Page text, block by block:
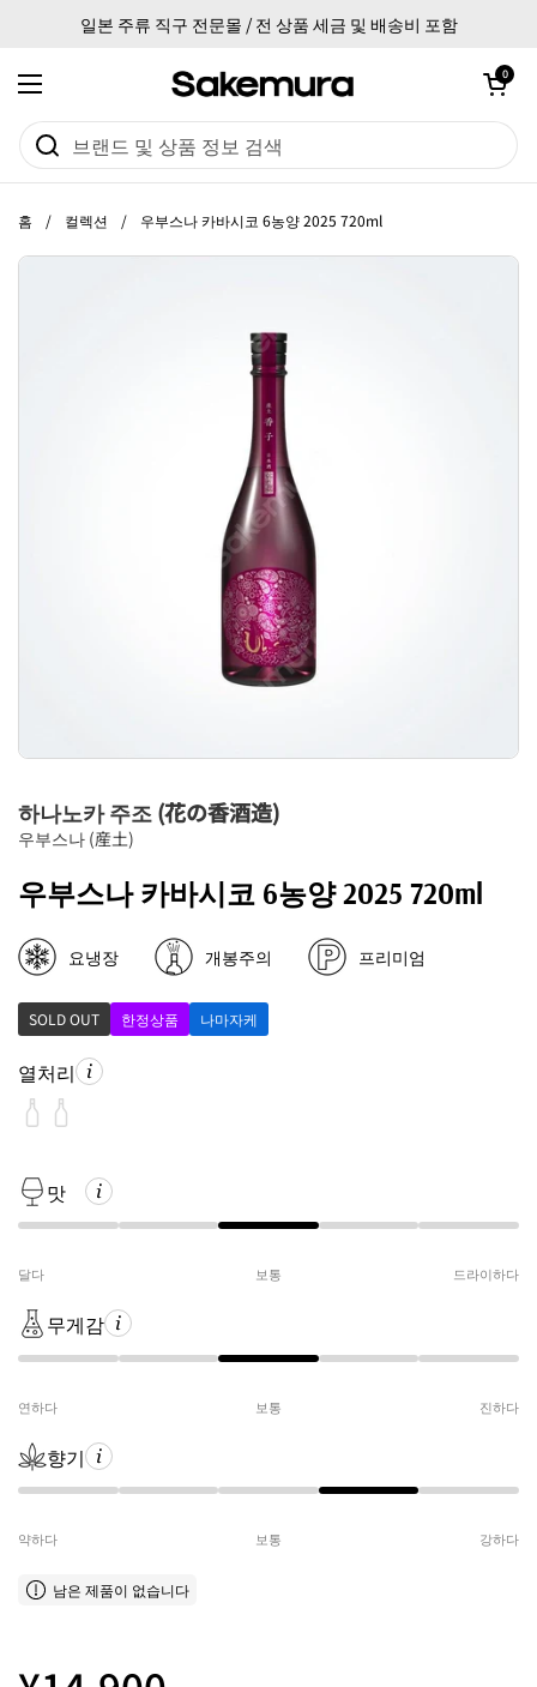
일본 주류 직구 전문몰 / 전 상품 세금 및 배송비 포함
메뉴 열기
카트 열기
0
홈 / 컬렉션 / 우부스나 카바시코 6농양 2025 720ml
하나노카 주조 (花の香酒造)
우부스나 (産土)
우부스나 카바시코 6농양 2025 720ml
요냉장 개봉주의 프리미엄
SOLD OUT 한정상품 나마자케
열처리
맛
달다 보통 드라이하다
무게감
연하다 보통 진하다
향기
약하다 보통 강하다
남은 제품이 없습니다